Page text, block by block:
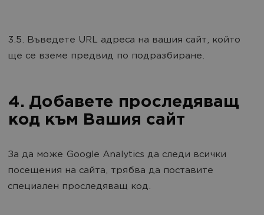
3.5. Въведете URL адреса на вашия сайт, който
ще се вземе предвид по подразбиране.
4. Добавете проследяващ
код към Вашия сайт
За да може Google Analytics да следи всички
посещения на сайта, трябва да поставите
специален проследяващ код.